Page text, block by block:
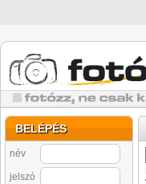
BELÉPÉS
név
jelszó